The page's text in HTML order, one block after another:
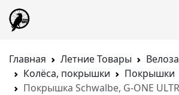
Главная Летние Товары
Колёса, покрышки
Покрышки
Покрышка Schwalbe, G-ONE